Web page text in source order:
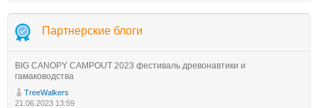
Партнерские блоги
BIG CANOPY CAMPOUT 2023 фестиваль древонавтики и
гамаководства
TreeWalkers
21.06.2023 13:59